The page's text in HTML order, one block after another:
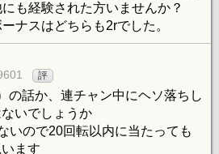
も経験された方いませんか？
ナスはどちらも2rでした。
評
の話か、連チャン中にヘソ落ちし
いでしょうか
いので20回転以内に当たっても
ます